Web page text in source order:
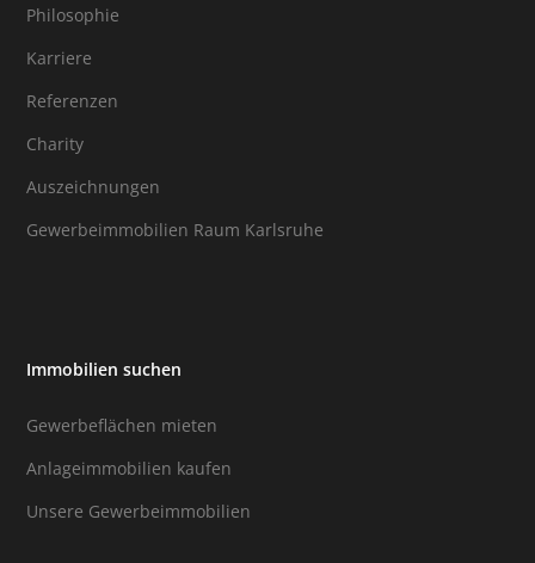
Philosophie
Karriere
Referenzen
Charity
Auszeichnungen
Gewerbeimmobilien Raum Karlsruhe
Immobilien suchen
Gewerbeflächen mieten
Anlageimmobilien kaufen
Unsere Gewerbeimmobilien